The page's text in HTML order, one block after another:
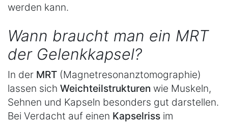
werden kann.
Wann braucht man ein MRT
der Gelenkkapsel?
In der MRT (Magnetresonanztomographie)
lassen sich Weichteilstrukturen wie Muskeln,
Sehnen und Kapseln besonders gut darstellen.
Bei Verdacht auf einen Kapselriss im